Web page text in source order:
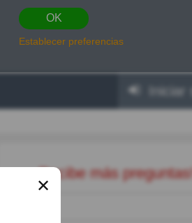
OK
Establecer preferencias
Iniciar
Recibe más preguntas!
✕